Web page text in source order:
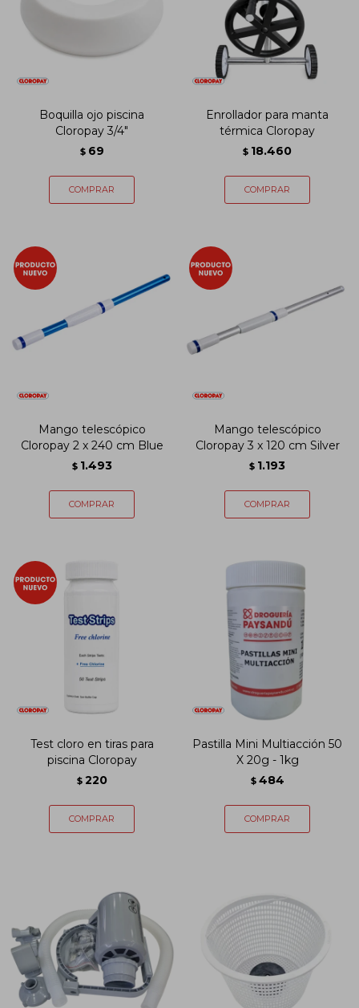
Boquilla ojo piscina
Cloropay 3/4"
$ 69
Enrollador para manta
térmica Cloropay
$ 18.460
Mango telescópico
Cloropay 2 x 240 cm Blue
$ 1.493
Mango telescópico
Cloropay 3 x 120 cm Silver
$ 1.193
Test cloro en tiras para
piscina Cloropay
$ 220
Pastilla Mini Multiacción 50
X 20g - 1kg
$ 484